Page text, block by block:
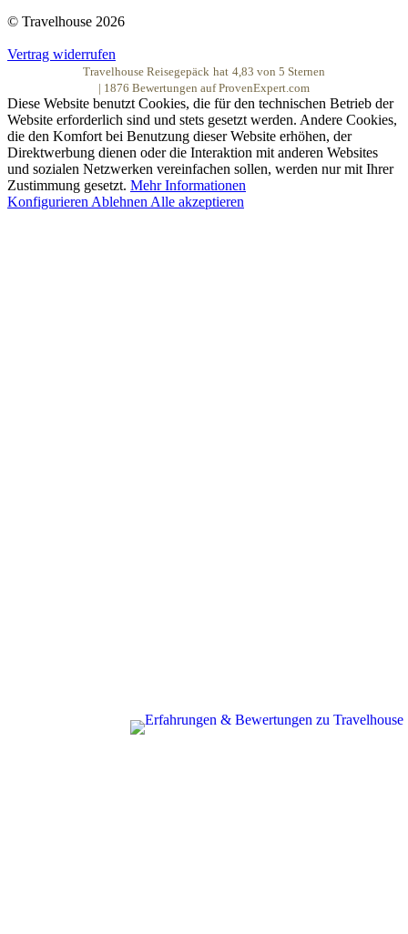
© Travelhouse 2026
Vertrag widerrufen
Travelhouse Reisegepäck hat 4,83 von 5 Sternen
1876 Bewertungen auf ProvenExpert.com
Diese Website benutzt Cookies, die für den technischen Betrieb der
Website erforderlich sind und stets gesetzt werden. Andere Cookies,
die den Komfort bei Benutzung dieser Website erhöhen, der
Direktwerbung dienen oder die Interaktion mit anderen Websites
und sozialen Netzwerken vereinfachen sollen, werden nur mit Ihrer
Zustimmung gesetzt. Mehr Informationen
Konfigurieren Ablehnen Alle akzeptieren